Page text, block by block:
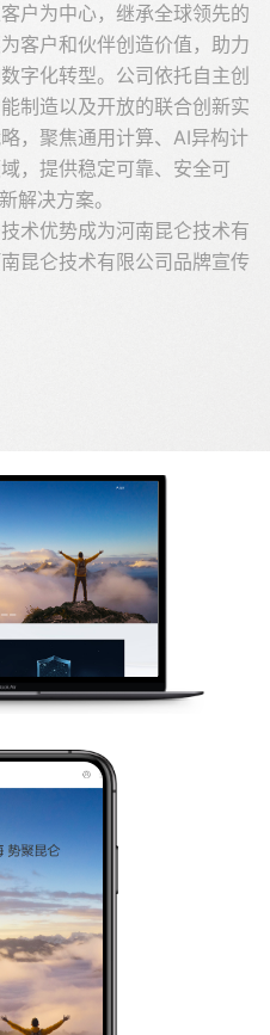
户为中心，继承全球领先的
客户和伙伴创造价值，助力
字化转型。公司依托自主创
制造以及开放的联合创新实
，聚焦通用计算、AI异构计
，提供稳定可靠、安全可
解决方案。
术优势成为河南昆仑技术有
昆仑技术有限公司品牌宣传